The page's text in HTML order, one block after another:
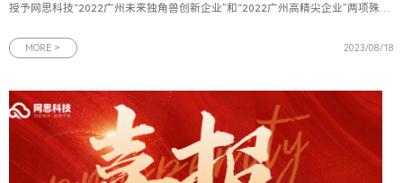
授予网思科技“2022广州未来独角兽创新企业”和“2022广州高精尖企业”两项殊
局指导、广州市科技创新企业协会主办的评选活动中，网思科技再次入选“未来独
MORE > 2023/08/18